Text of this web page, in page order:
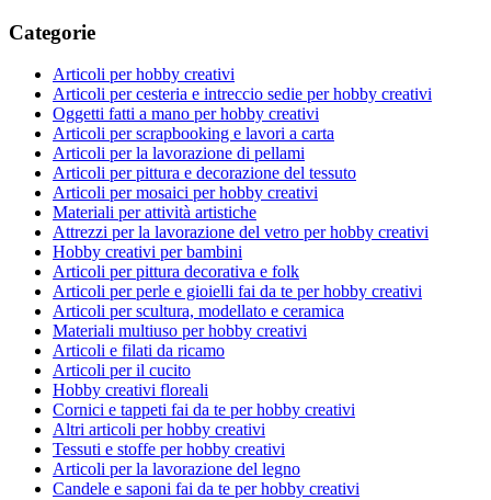
Categorie
Articoli per hobby creativi
Articoli per cesteria e intreccio sedie per hobby creativi
Oggetti fatti a mano per hobby creativi
Articoli per scrapbooking e lavori a carta
Articoli per la lavorazione di pellami
Articoli per pittura e decorazione del tessuto
Articoli per mosaici per hobby creativi
Materiali per attività artistiche
Attrezzi per la lavorazione del vetro per hobby creativi
Hobby creativi per bambini
Articoli per pittura decorativa e folk
Articoli per perle e gioielli fai da te per hobby creativi
Articoli per scultura, modellato e ceramica
Materiali multiuso per hobby creativi
Articoli e filati da ricamo
Articoli per il cucito
Hobby creativi floreali
Cornici e tappeti fai da te per hobby creativi
Altri articoli per hobby creativi
Tessuti e stoffe per hobby creativi
Articoli per la lavorazione del legno
Candele e saponi fai da te per hobby creativi